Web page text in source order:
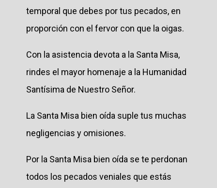
temporal que debes por tus pecados, en
proporción con el fervor con que la oigas.
Con la asistencia devota a la Santa Misa,
rindes el mayor homenaje a la Humanidad
Santísima de Nuestro Señor.
La Santa Misa bien oída suple tus muchas
negligencias y omisiones.
Por la Santa Misa bien oída se te perdonan
todos los pecados veniales que estás